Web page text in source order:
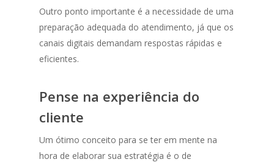
Outro ponto importante é a necessidade de uma
preparação adequada do atendimento, já que os
canais digitais demandam respostas rápidas e
eficientes.
Pense na experiência do
cliente
Um ótimo conceito para se ter em mente na
hora de elaborar sua estratégia é o de